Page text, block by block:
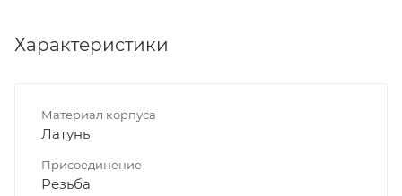
Характеристики
Материал корпуса
Латунь
Присоединение
Резьба